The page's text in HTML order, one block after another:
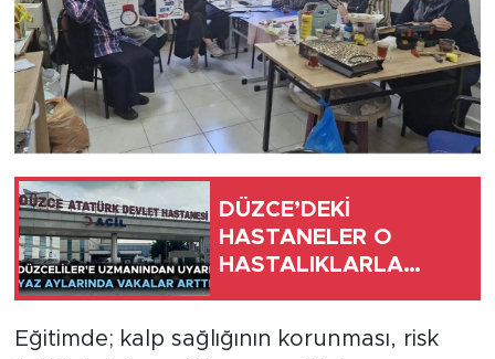
DÜZCE’DEKİ
HASTANELER O
HASTALIKLARLA
Eğitimde; kalp sağlığının korunması, risk